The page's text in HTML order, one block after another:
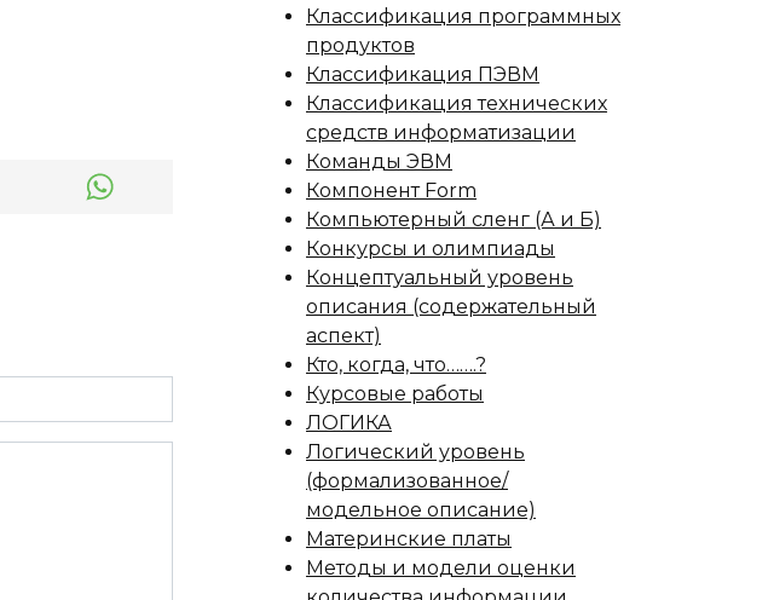
Классификация программных
продуктов
Классификация ПЭВМ
Классификация технических
средств информатизации
Команды ЭВМ
Компонент Form
Компьютерный сленг (А и Б)
Конкурсы и олимпиады
Концептуальный уровень
описания (содержательный
аспект)
Кто, когда, что…….?
Курсовые работы
ЛОГИКА
Логический уровень
(формализованное/
модельное описание)
Материнские платы
Методы и модели оценки